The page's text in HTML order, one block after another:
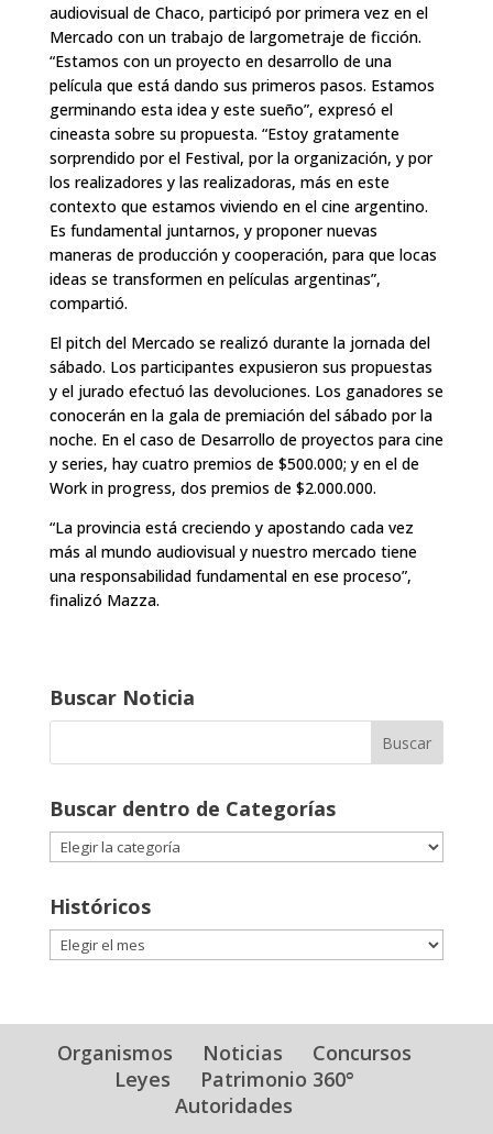
audiovisual de Chaco, participó por primera vez en el
Mercado con un trabajo de largometraje de ficción.
“Estamos con un proyecto en desarrollo de una
película que está dando sus primeros pasos. Estamos
germinando esta idea y este sueño”, expresó el
cineasta sobre su propuesta. “Estoy gratamente
sorprendido por el Festival, por la organización, y por
los realizadores y las realizadoras, más en este
contexto que estamos viviendo en el cine argentino.
Es fundamental juntarnos, y proponer nuevas
maneras de producción y cooperación, para que locas
ideas se transformen en películas argentinas”,
compartió.
El pitch del Mercado se realizó durante la jornada del
sábado. Los participantes expusieron sus propuestas
y el jurado efectuó las devoluciones. Los ganadores se
conocerán en la gala de premiación del sábado por la
noche. En el caso de Desarrollo de proyectos para cine
y series, hay cuatro premios de $500.000; y en el de
Work in progress, dos premios de $2.000.000.
“La provincia está creciendo y apostando cada vez
más al mundo audiovisual y nuestro mercado tiene
una responsabilidad fundamental en ese proceso”,
finalizó Mazza.
Buscar Noticia
Buscar dentro de Categorías
Buscar
dentro
Categorías
Históricos
Históricos
Organismos Noticias
Concursos
Leyes
Patrimonio 360°
Autoridades